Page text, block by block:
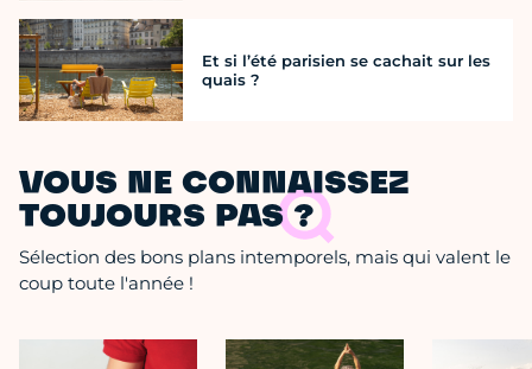
Et si l’été parisien se cachait sur les
quais ?
VOUS NE CONNAISSEZ
TOUJOURS PAS ?
Sélection des bons plans intemporels, mais qui valent le
coup toute l'année !